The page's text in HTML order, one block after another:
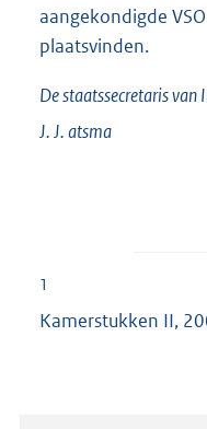
aangekondigde
plaatsvinden.
De staatssecretaris
J. J.atsma
1
Kamerstukken II,